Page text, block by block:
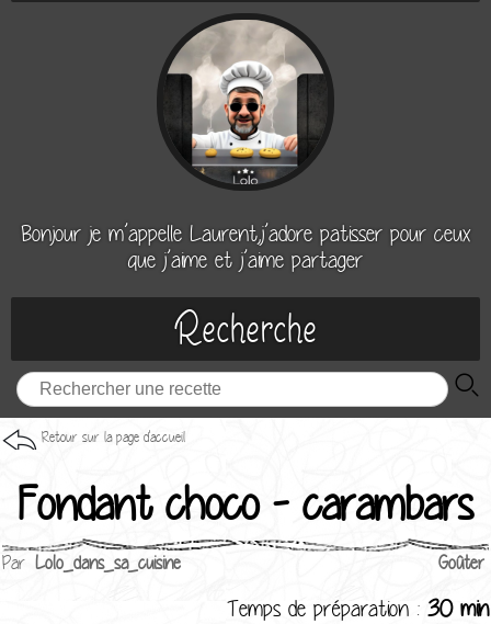
Bonjour je m’appelle Laurent,j’adore patisser pour ceux
que j’aime et j’aime partager
Recherche
Retour sur la page d'accueil
Fondant choco - carambars
Par Lolo_dans_sa_cuisine Goûter
Temps de préparation : 30 min